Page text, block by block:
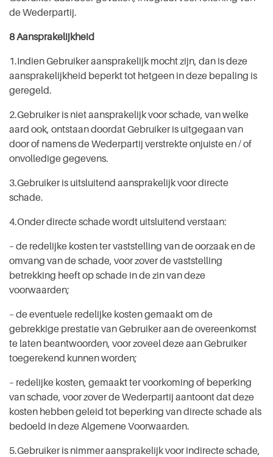
de Wederpartij.
8 Aansprakelijkheid
1.Indien Gebruiker aansprakelijk mocht zijn, dan is deze
aansprakelijkheid beperkt tot hetgeen in deze bepaling is
geregeld.
2.Gebruiker is niet aansprakelijk voor schade, van welke
aard ook, ontstaan doordat Gebruiker is uitgegaan van
door of namens de Wederpartij verstrekte onjuiste en / of
onvolledige gegevens.
3.Gebruiker is uitsluitend aansprakelijk voor directe
schade.
4.Onder directe schade wordt uitsluitend verstaan:
– de redelijke kosten ter vaststelling van de oorzaak en de
omvang van de schade, voor zover de vaststelling
betrekking heeft op schade in de zin van deze
voorwaarden;
– de eventuele redelijke kosten gemaakt om de
gebrekkige prestatie van Gebruiker aan de overeenkomst
te laten beantwoorden, voor zoveel deze aan Gebruiker
toegerekend kunnen worden;
– redelijke kosten, gemaakt ter voorkoming of beperking
van schade, voor zover de Wederpartij aantoont dat deze
kosten hebben geleid tot beperking van directe schade als
bedoeld in deze Algemene Voorwaarden.
5.Gebruiker is nimmer aansprakelijk voor indirecte schade,